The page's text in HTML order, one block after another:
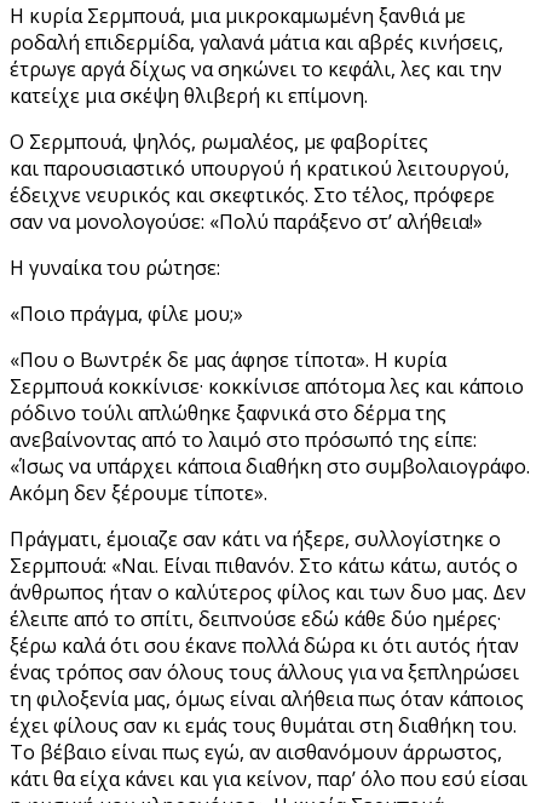
Η κυρία Σερμπουά, μια μικροκαμωμένη ξανθιά με
ροδαλή επιδερμίδα, γαλανά μάτια και αβρές κινήσεις,
έτρωγε αργά δίχως να σηκώνει το κεφάλι, λες και την
κατείχε μια σκέψη θλιβερή κι επίμονη.
Ο Σερμπουά, ψηλός, ρωμαλέος, με φαβορίτες
και παρουσιαστικό υπουργού ή κρατικού λειτουργού,
έδειχνε νευρικός και σκεφτικός. Στο τέλος, πρόφερε
σαν να μονολογούσε: «Πολύ παράξενο στ’ αλήθεια!»
Η γυναίκα του ρώτησε:
«Ποιο πράγμα, φίλε μου;»
«Που ο Βωντρέκ δε μας άφησε τίποτα». Η κυρία
Σερμπουά κοκκίνισε· κοκκίνισε απότομα λες και κάποιο
ρόδινο τούλι απλώθηκε ξαφνικά στο δέρμα της
ανεβαίνοντας από το λαιμό στο πρόσωπό της είπε:
«Ίσως να υπάρχει κάποια διαθήκη στο συμβολαιογράφο.
Ακόμη δεν ξέρουμε τίποτε».
Πράγματι, έμοιαζε σαν κάτι να ήξερε, συλλογίστηκε ο
Σερμπουά: «Ναι. Είναι πιθανόν. Στο κάτω κάτω, αυτός ο
άνθρωπος ήταν ο καλύτερος φίλος και των δυο μας. Δεν
έλειπε από το σπίτι, δειπνούσε εδώ κάθε δύο ημέρες·
ξέρω καλά ότι σου έκανε πολλά δώρα κι ότι αυτός ήταν
ένας τρόπος σαν όλους τους άλλους για να ξεπληρώσει
τη φιλοξενία μας, όμως είναι αλήθεια πως όταν κάποιος
έχει φίλους σαν κι εμάς τους θυμάται στη διαθήκη του.
Το βέβαιο είναι πως εγώ, αν αισθανόμουν άρρωστος,
κάτι θα είχα κάνει και για κείνον, παρ’ όλο που εσύ είσαι